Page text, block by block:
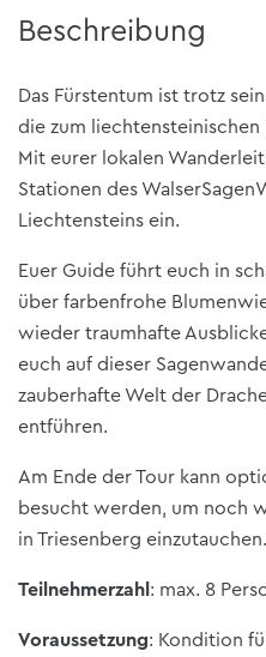
Beschreibung
Das Fürstentum ist trotz
die zum
Mit eurer lokalen
Stationen des
Liechtensteins ein.
Euer Guide führt euch in
über farbenfrohe
wieder traumhafte
euch auf dieser
zauberhafte Welt der
entführen.
Am Ende der Tour kann
besucht werden, um noch
in Triesenberg einzutauchen.
Teilnehmerzahl : max. 8
Voraussetzung: Kondition